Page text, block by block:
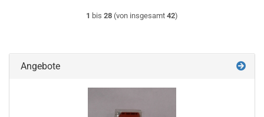
1 bis 28 (von insgesamt 42)
Angebote